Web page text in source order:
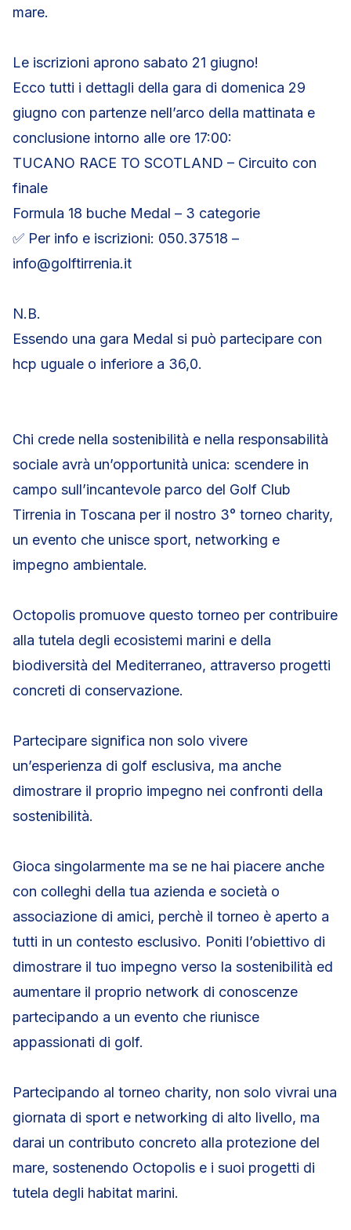
mare.
Le iscrizioni aprono sabato 21 giugno!
Ecco tutti i dettagli della gara di domenica 29
giugno con partenze nell’arco della mattinata e
conclusione intorno alle ore 17:00:
TUCANO RACE TO SCOTLAND – Circuito con
finale
Formula 18 buche Medal – 3 categorie
✅ Per info e iscrizioni: 050.37518 –
info@golftirrenia.it
N.B.
Essendo una gara Medal si può partecipare con
hcp uguale o inferiore a 36,0.
Chi crede nella sostenibilità e nella responsabilità
sociale avrà un’opportunità unica: scendere in
campo sull’incantevole parco del Golf Club
Tirrenia in Toscana per il nostro 3° torneo charity,
un evento che unisce sport, networking e
impegno ambientale.
Octopolis promuove questo torneo per contribuire
alla tutela degli ecosistemi marini e della
biodiversità del Mediterraneo, attraverso progetti
concreti di conservazione.
Partecipare significa non solo vivere
un’esperienza di golf esclusiva, ma anche
dimostrare il proprio impegno nei confronti della
sostenibilità.
Gioca singolarmente ma se ne hai piacere anche
con colleghi della tua azienda e società o
associazione di amici, perchè il torneo è aperto a
tutti in un contesto esclusivo. Poniti l’obiettivo di
dimostrare il tuo impegno verso la sostenibilità ed
aumentare il proprio network di conoscenze
partecipando a un evento che riunisce
appassionati di golf.
Partecipando al torneo charity, non solo vivrai una
giornata di sport e networking di alto livello, ma
darai un contributo concreto alla protezione del
mare, sostenendo Octopolis e i suoi progetti di
tutela degli habitat marini.